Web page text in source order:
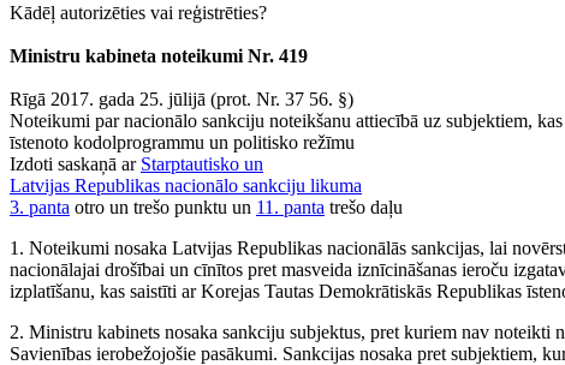
Kādēļ autorizēties vai reģistrēties?
Ministru kabineta noteikumi Nr. 419
Rīgā 2017. gada 25. jūlijā (prot. Nr. 37 56. §)
Noteikumi par nacionālo sankciju noteikšanu attiecībā uz subjektiem,
īstenoto kodolprogrammu un politisko režīmu
Izdoti saskaņā ar Starptautisko un
Latvijas Republikas nacionālo sankciju likuma
3. panta otro un trešo punktu un 11. panta trešo daļu
1. Noteikumi nosaka Latvijas Republikas nacionālās sankcijas, lai
nacionālajai drošībai un cīnītos pret masveida iznīcināšanas ieroču
izplatīšanu, kas saistīti ar Korejas Tautas Demokrātiskās Republikas
2. Ministru kabinets nosaka sankciju subjektus, pret kuriem nav noteikti
Savienības ierobežojošie pasākumi. Sankcijas nosaka pret subjektiem,